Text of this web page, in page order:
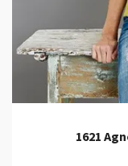
1621